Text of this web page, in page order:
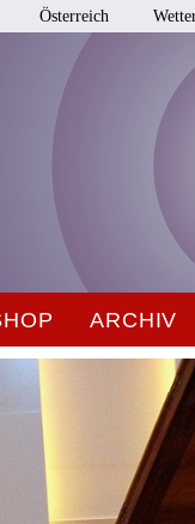
Österreich
ARCHIV